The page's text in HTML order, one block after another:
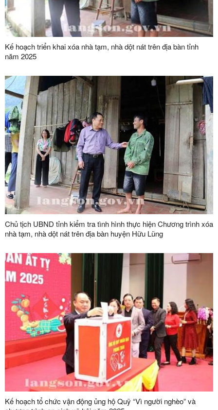
Kế hoạch triển khai xóa nhà tạm, nhà dột nát trên địa bàn tỉnh
năm 2025
Chủ tịch UBND tỉnh kiểm tra tình hình thực hiện Chương trình xóa
nhà tạm, nhà dột nát trên địa bàn huyện Hữu Lũng
Kế hoạch tổ chức vận động ủng hộ Quỹ “Vì người nghèo” và